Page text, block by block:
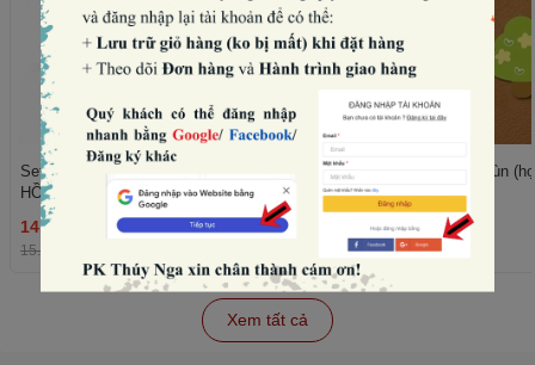
Set 10 mũ sinh nhật hình vương miện-
HỒNG NHẠT (con voi).
14.400₫
15.000₫
THÊM
Set 50 cây giấy xanh lùn
trái tim).
11.520₫
12.000₫ -4%
Xem tất cả